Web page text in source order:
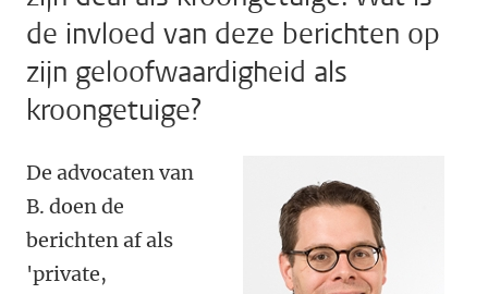
de invloed van deze berichten op
zijn geloofwaardigheid als
kroongetuige?
De advocaten van
B. doen de
berichten af als
'private,